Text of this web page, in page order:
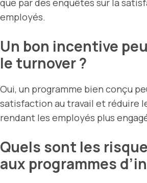
que par des enquêtes sur la
employés.
Un bon incentive
le turnover ?
Oui, un programme bien conçu
satisfaction au travail et réduire
rendant les employés plus
Quels sont les
aux programmes